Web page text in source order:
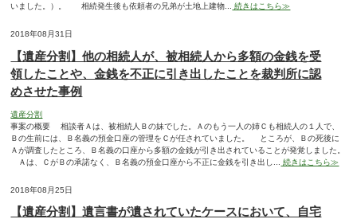
いました。）。 相続発生後も依頼者の兄弟が土地上建物... 続きはこちら≫
2018年08月31日
【遺産分割】他の相続人が、被相続人から多額の金銭を受
領したことや、金銭を不正に引き出したことを裁判所に認
めさせた事例
遺産分割
事案の概要 相談者Ａは、被相続人Ｂの妹でした。Ａのもう一人の姉Ｃも相続人の１人で、
Ｂの生前には、Ｂ名義の預金口座の管理をＣが任されていました。 ところが、Ｂの死後に
Ａが調査したところ、Ｂ名義の口座から多額の金銭が引き出されていることが発覚しました。
Ａは、ＣがＢの承諾なく、Ｂ名義の預金口座から不正に金銭を引き出し...
続きはこちら≫
2018年08月25日
【遺産分割】遺言書が遺されていたケースにおいて、自宅